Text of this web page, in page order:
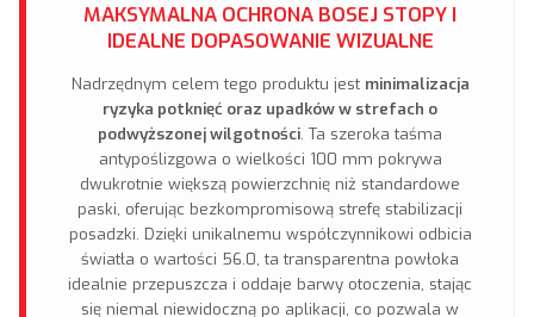
MAKSYMALNA OCHRONA BOSEJ STOPY I
IDEALNE DOPASOWANIE WIZUALNE
Nadrzędnym celem tego produktu jest minimalizacja
ryzyka potknięć oraz upadków w strefach o
podwyższonej wilgotności. Ta szeroka taśma
antypoślizgowa o wielkości 100 mm pokrywa
dwukrotnie większą powierzchnię niż standardowe
paski, oferując bezkompromisową strefę stabilizacji
posadzki. Dzięki unikalnemu współczynnikowi odbicia
światła o wartości 56.0, ta transparentna powłoka
idealnie przepuszcza i oddaje barwy otoczenia, stając
się niemal niewidoczną po aplikacji, co pozwala w